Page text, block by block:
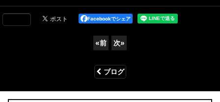
Facebookでシェア
«前 次»
ブログ